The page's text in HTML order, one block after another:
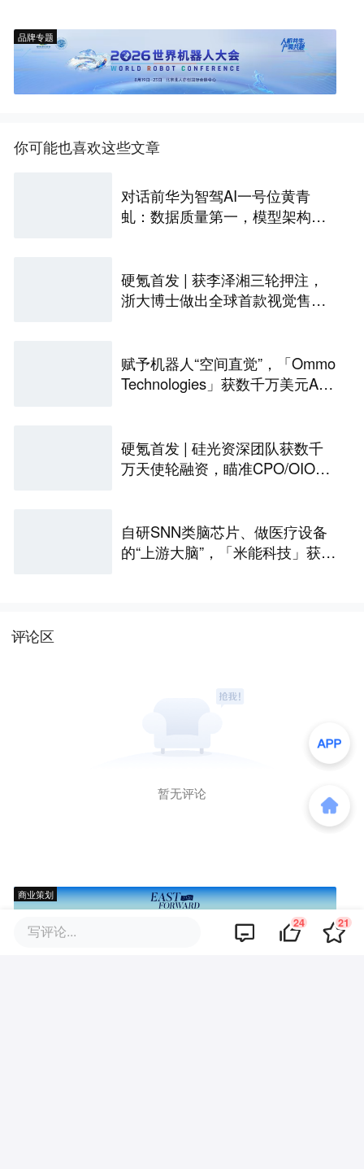
品牌专题
你可能也喜欢这些文章
对话前华为智驾AI一号位黄青
虬：数据质量第一，模型架构第
硬氪首发 | 获李泽湘三轮押注，
浙大博士做出全球首款视觉售后
赋予机器人“空间直觉”，「Ommo
Technologies」获数千万美元A轮
硬氪首发 | 硅光资深团队获数千
万天使轮融资，瞄准CPO/OIO下
自研SNN类脑芯片、做医疗设备
的“上游大脑”，「米能科技」获数
评论区
暂无评论
商业策划
写评论... 24 21